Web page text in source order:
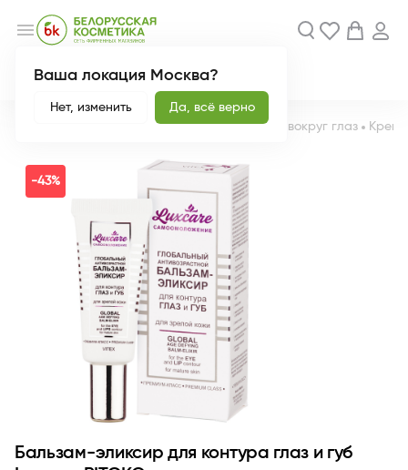
Ваша локация Москва?
Нет, изменить Да, всё верно
menu
Новинки Акции
Уход за лицом Для кожи вокруг глаз
-43%
Бальзам-эликсир для контура глаз и губ